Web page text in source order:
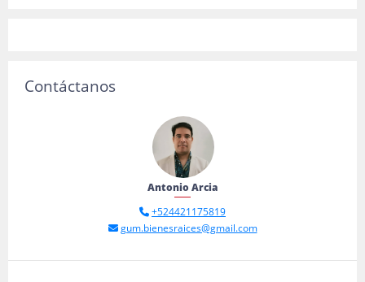
Contáctanos
Antonio Arcia
+524421175819
gum.bienesraices@gmail.com